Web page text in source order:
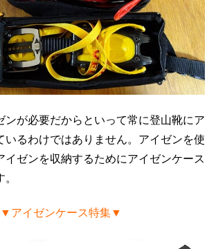
ンが必要だからといって常に登山靴にア
いるわけではありません。アイゼンを使
イゼンを収納するためにアイゼンケース
▼アイゼンケース特集▼